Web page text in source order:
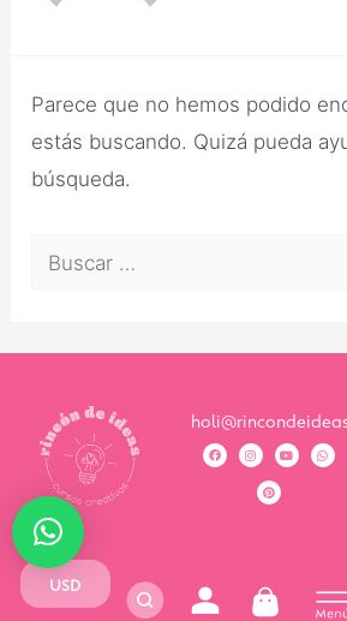
Parece que no hemos podido
estás buscando. Quizá pueda
búsqueda.
USD